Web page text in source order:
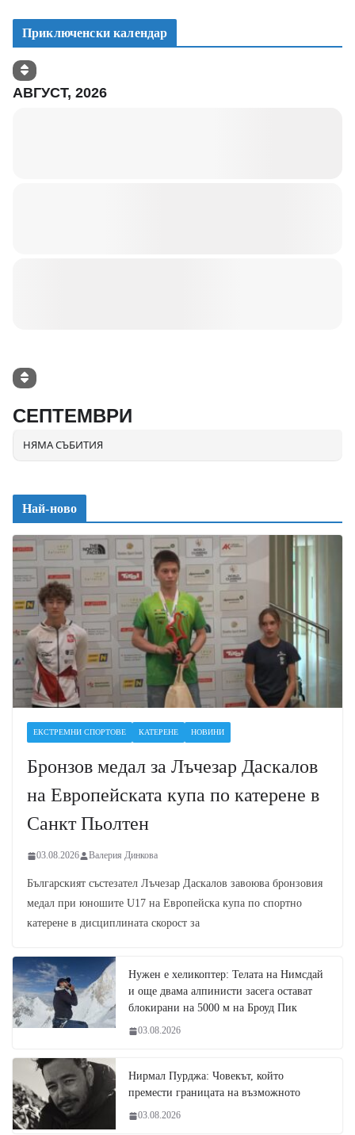
Приключенски календар
АВГУСТ, 2026
СЕПТЕМВРИ
НЯМА СЪБИТИЯ
Най-ново
ЕКСТРЕМНИ СПОРТОВЕ КАТЕРЕНЕ НОВИНИ
Бронзов медал за Лъчезар Даскалов
на Европейската купа по катерене в
Санкт Пьолтен
03.08.2026 Валерия Динкова
Българският състезател Лъчезар Даскалов завоюва бронзовия
медал при юношите U17 на Европейска купа по спортно
катерене в дисциплината скорост за
Нужен е хеликоптер: Телата на Нимсдай
и още двама алпинисти засега остават
блокирани на 5000 м на Броуд Пик
03.08.2026
Нирмал Пурджа: Човекът, който
премести границата на възможното
03.08.2026